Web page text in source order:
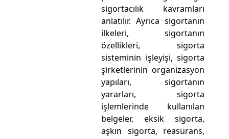
sigortacılık kavramları
anlatılır. Ayrıca sigortanın
ilkeleri, sigortanın
özellikleri, sigorta
sisteminin işleyişi, sigorta
şirketlerinin organizasyon
yapıları, sigortanın
yararları, sigorta
işlemlerinde kullanılan
belgeler, eksik sigorta,
aşkın sigorta, reasürans,